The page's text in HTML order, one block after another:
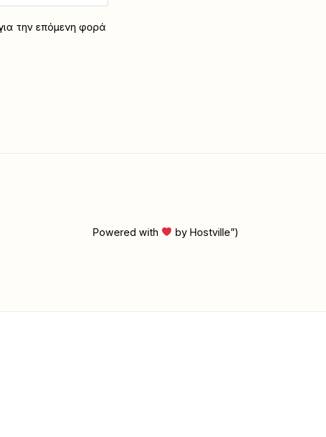
την επόμενη φορά
Powered with by Hostville”)